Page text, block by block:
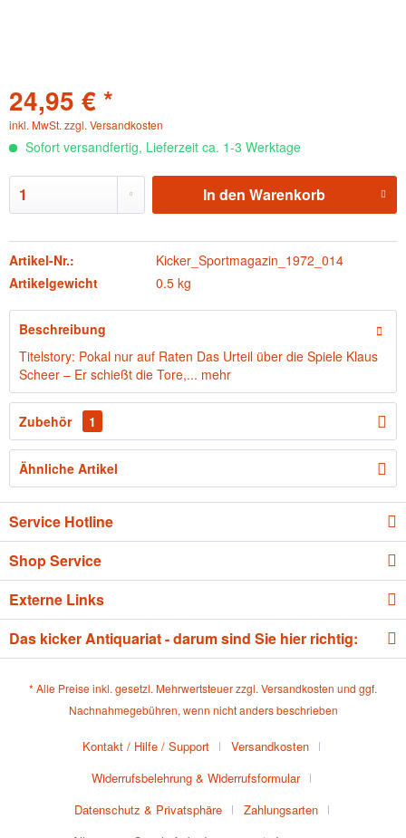
24,95 € *
inkl. MwSt. zzgl. Versandkosten
Sofort versandfertig, Lieferzeit ca. 1-3 Werktage
In den Warenkorb
Artikel-Nr.:
Kicker_Sportmagazin_1972_014
Artikelgewicht
0.5 kg
Beschreibung
Titelstory: Pokal nur auf Raten Das Urteil über die Spiele Klaus
Scheer – Er schießt die Tore,... mehr
Zubehör 1
Ähnliche Artikel
Service Hotline
Shop Service
Externe Links
Das kicker Antiquariat - darum sind Sie hier richtig:
* Alle Preise inkl. gesetzl. Mehrwertsteuer zzgl. Versandkosten und ggf.
Nachnahmegebühren, wenn nicht anders beschrieben
Kontakt / Hilfe / Support
Versandkosten
Widerrufsbelehrung & Widerrufsformular
Datenschutz & Privatsphäre
Zahlungsarten